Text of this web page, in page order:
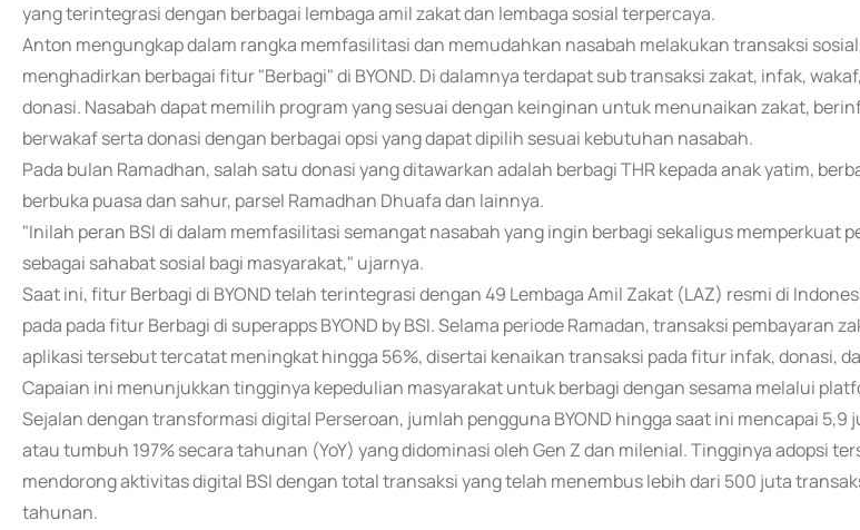
yang terintegrasi dengan berbagai lembaga amil zakat dan lembaga sosial terpercaya.
Anton mengungkap dalam rangka memfasilitasi dan memudahkan nasabah melakukan transaksi
menghadirkan berbagai fitur "Berbagi" di BYOND. Di dalamnya terdapat sub transaksi zakat, infak,
donasi. Nasabah dapat memilih program yang sesuai dengan keinginan untuk menunaikan zakat,
berwakaf serta donasi dengan berbagai opsi yang dapat dipilih sesuai kebutuhan nasabah.
Pada bulan Ramadhan, salah satu donasi yang ditawarkan adalah berbagi THR kepada anak yatim,
berbuka puasa dan sahur, parsel Ramadhan Dhuafa dan lainnya.
"Inilah peran BSI di dalam memfasilitasi semangat nasabah yang ingin berbagi sekaligus memperkuat
sebagai sahabat sosial bagi masyarakat," ujarnya.
Saat ini, fitur Berbagi di BYOND telah terintegrasi dengan 49 Lembaga Amil Zakat (LAZ) resmi di
pada pada fitur Berbagi di superapps BYOND by BSI. Selama periode Ramadan, transaksi pembayaran
aplikasi tersebut tercatat meningkat hingga 56%, disertai kenaikan transaksi pada fitur infak, donasi,
Capaian ini menunjukkan tingginya kepedulian masyarakat untuk berbagi dengan sesama melalui
Sejalan dengan transformasi digital Perseroan, jumlah pengguna BYOND hingga saat ini mencapai 5,9
atau tumbuh 197% secara tahunan (YoY) yang didominasi oleh Gen Z dan milenial. Tingginya adopsi
mendorong aktivitas digital BSI dengan total transaksi yang telah menembus lebih dari 500 juta
tahunan.